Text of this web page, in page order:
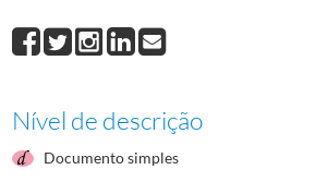
Nível de descrição
Documento simples